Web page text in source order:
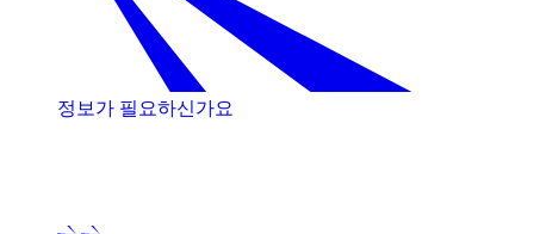
정보가 필요하신가요